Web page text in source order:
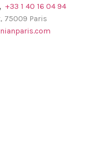
+33 1 40 16 04 94
75009 Paris